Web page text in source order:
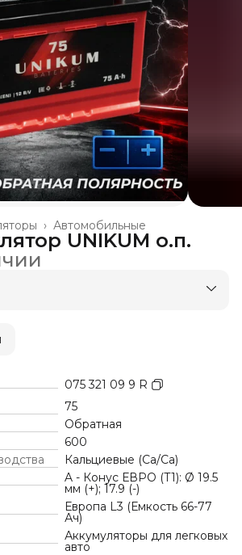
Автомобильные
›
UNIKUM о.п.
075 321 09 9 R
75
Обратная
600
Кальциевые (Ca/Ca)
A - Конус ЕВРО (Т1): Ø 19.5
мм (+); 17.9 (-)
Европа L3 (Емкость 66-77
Ач)
Аккумуляторы для легковых
авто